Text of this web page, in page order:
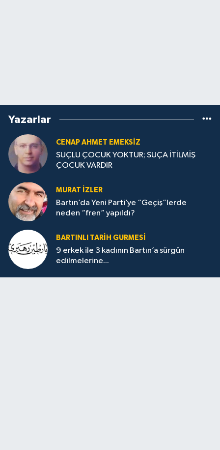
Yazarlar
CENAP AHMET EMEKSİZ
SUÇLU ÇOCUK YOKTUR; SUÇA İTİLMİŞ
ÇOCUK VARDIR
MURAT İZLER
Bartın’da Yeni Parti’ye “Geçiş”lerde
neden “fren” yapıldı?
BARTINLI TARIH GURMESI
9 erkek ile 3 kadının Bartın’a sürgün
edilmelerine...